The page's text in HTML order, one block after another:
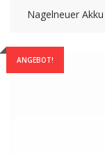
Nagelneuer
ANGEBOT!